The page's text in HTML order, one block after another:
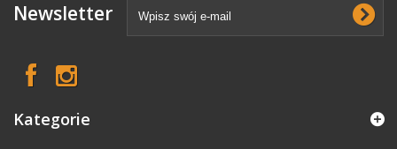
Newsletter
Kategorie